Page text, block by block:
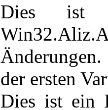
Dies ist
der ersten
Dies ist ein